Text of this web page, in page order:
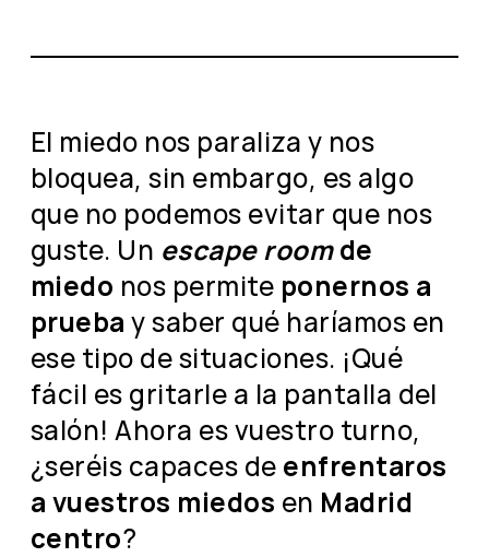
El miedo nos paraliza y nos
bloquea, sin embargo, es algo
que no podemos evitar que nos
guste. Un escape roomde
miedo nos permite ponernos a
prueba y saber qué haríamos en
ese tipo de situaciones. ¡Qué
fácil es gritarle a la pantalla del
salón! Ahora es vuestro turno,
¿seréis capaces de enfrentaros
a vuestros miedos en Madrid
centro?